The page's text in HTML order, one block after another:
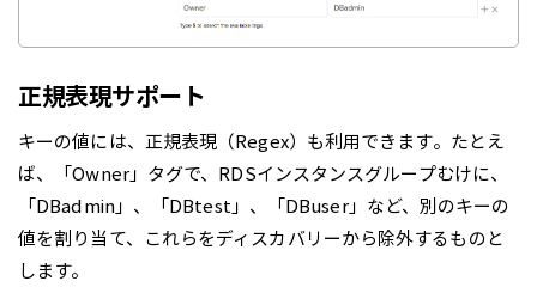
正規表現サポート
キーの値には、正規表現（Regex）も利用できます。たとえ
ば、「Owner」タグで、RDSインスタンスグループむけに、
「DBadmin」、「DBtest」、「DBuser」など、別のキーの
値を割り当て、これらをディスカバリーから除外するものと
します。